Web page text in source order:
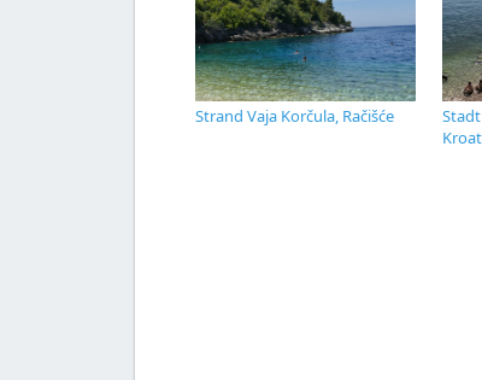
Strand Vaja Korčula, Račišće